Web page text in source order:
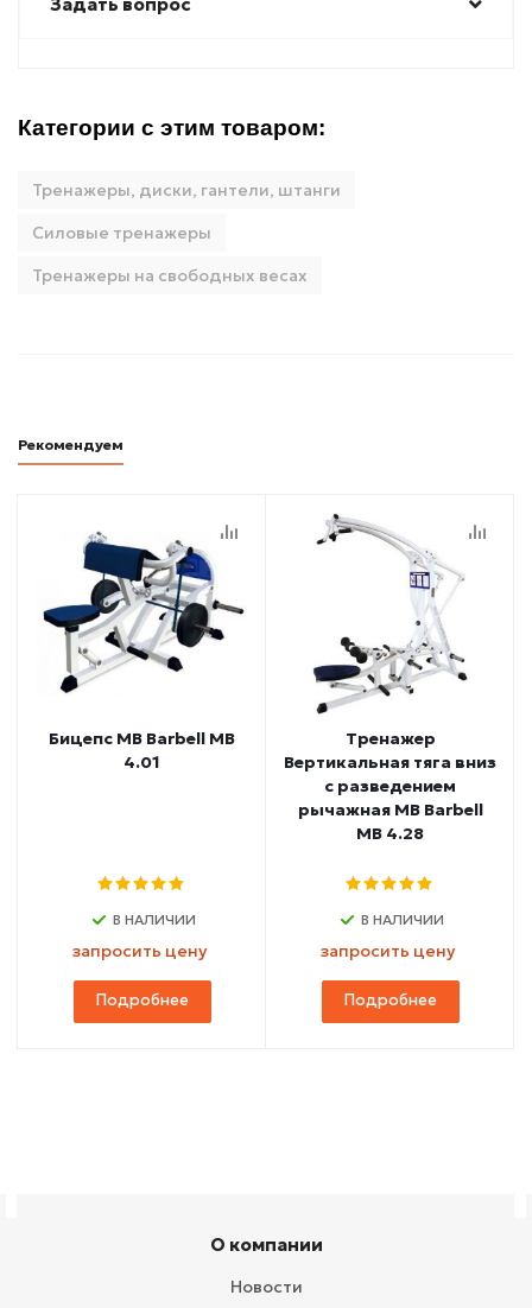
Категории с этим товаром:
Тренажеры, диски, гантели, штанги
Силовые тренажеры
Тренажеры на свободных весах
Рекомендуем
Бицепс MB Barbell МВ
4.01
В НАЛИЧИИ
запросить цену
Подробнее
Тренажер
Вертикальная тяга вниз
с разведением
рычажная MB Barbell
MB 4.28
В НАЛИЧИИ
запросить цену
Подробнее
О компании
Новости